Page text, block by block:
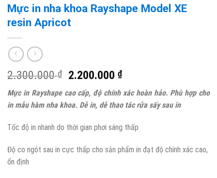
Mực in nha khoa Rayshape Model XE
resin Apricot
2.300.000₫ 2.200.000₫
Mực in Rayshape cao cấp, độ chính xác hoàn hảo. Phù hợp cho
in mẫu hàm nha khoa. Dễ in, dễ thao tác rửa sấy sau in
Tốc độ in nhanh do thời gian phơi sáng thấp
Độ co ngót sau in cực thấp cho sản phẩm in đạt độ chính xác cao,
ổn định